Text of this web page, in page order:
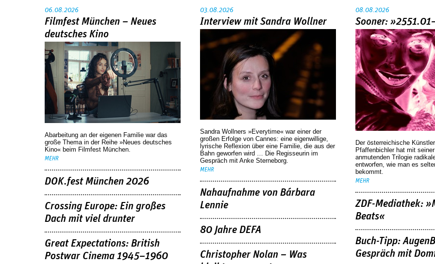
06.08.2026
Filmfest München – Neues
deutsches Kino
Abarbeitung an der eigenen Familie war das
große Thema in der Reihe »Neues deutsches
Kino« beim Filmfest München.
MEHR
DOK.fest München 2026
Crossing Europe: Ein großes
Dach mit viel drunter
Great Expectations: British
Postwar Cinema 1945–1960
03.08.2026
Interview mit Sandra Wollner
Sandra Wollners »Everytime« war einer der
großen Erfolge von Cannes: eine eigenwillige,
lyrische Reflexion über eine ­Familie, die aus der
Bahn geworfen wird … Die Regisseurin im
Gespräch mit Anke Sterneborg.
MEHR
Nahaufnahme von Bárbara
Lennie
80 Jahre DEFA
Christopher Nolan – Was
08.08.2026
Sooner:
Der österreichische
Pfaffenbichler hat mit
anmutenden Trilogie
entworfen, wie man es
bekommt.
MEHR
ZDF-Mediathek:
Beats«
Buch-Tipp:
Gespräch mit